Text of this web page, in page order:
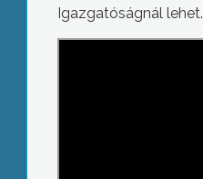
Igazgatóságnál lehet.